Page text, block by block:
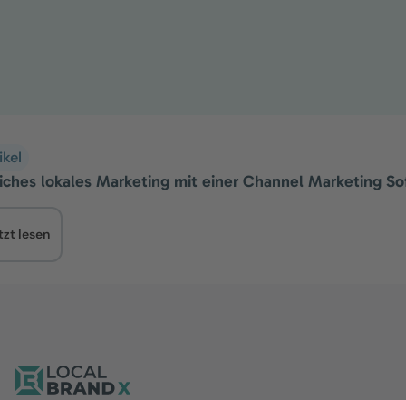
lokales Marketing mit einer Channel Marketing
lesen